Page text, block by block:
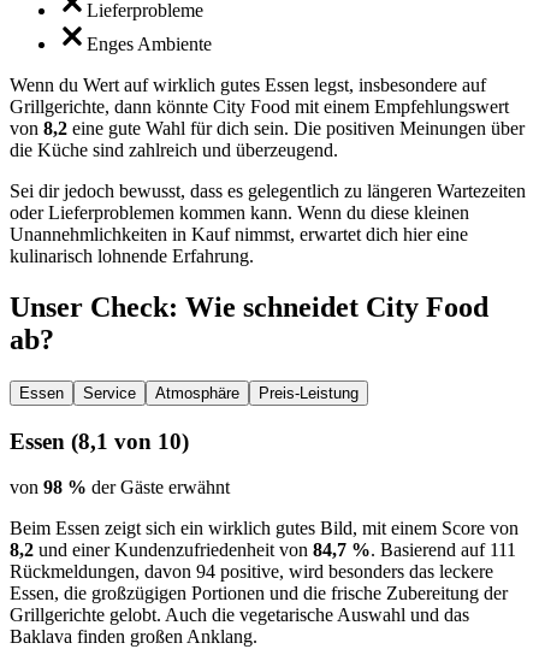
Lieferprobleme
Enges Ambiente
Wenn du Wert auf wirklich gutes Essen legst, insbesondere auf
Grillgerichte, dann könnte City Food mit einem Empfehlungswert
von 8,2 eine gute Wahl für dich sein. Die positiven Meinungen über
die Küche sind zahlreich und überzeugend.
Sei dir jedoch bewusst, dass es gelegentlich zu längeren Wartezeiten
oder Lieferproblemen kommen kann. Wenn du diese kleinen
Unannehmlichkeiten in Kauf nimmst, erwartet dich hier eine
kulinarisch lohnende Erfahrung.
Unser Check: Wie schneidet City Food
ab?
Essen Service Atmosphäre Preis-Leistung
Essen (8,1 von 10)
von 98 % der Gäste erwähnt
Beim Essen zeigt sich ein wirklich gutes Bild, mit einem Score von
8,2 und einer Kundenzufriedenheit von 84,7 %. Basierend auf 111
Rückmeldungen, davon 94 positive, wird besonders das leckere
Essen, die großzügigen Portionen und die frische Zubereitung der
Grillgerichte gelobt. Auch die vegetarische Auswahl und das
Baklava finden großen Anklang.